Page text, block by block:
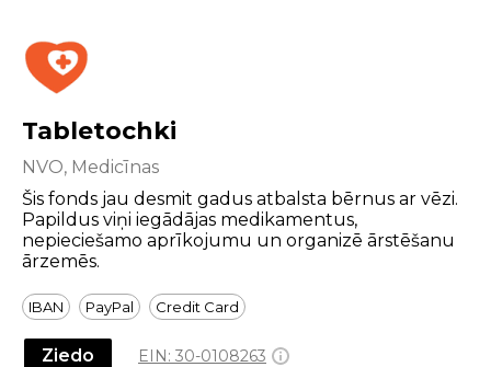
Tabletochki
NVO, Medicīnas
Šis fonds jau desmit gadus atbalsta bērnus ar vēzi.
Papildus viņi iegādājas medikamentus,
nepieciešamo aprīkojumu un organizē ārstēšanu
ārzemēs.
IBAN PayPal Credit Card
Ziedo EIN: 30-0108263